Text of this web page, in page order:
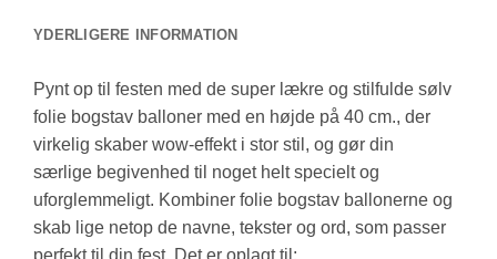
YDERLIGERE INFORMATION
Pynt op til festen med de super lækre og stilfulde sølv
folie bogstav balloner med en højde på 40 cm., der
virkelig skaber wow-effekt i stor stil, og gør din
særlige begivenhed til noget helt specielt og
uforglemmeligt. Kombiner folie bogstav ballonerne og
skab lige netop de navne, tekster og ord, som passer
perfekt til din fest. Det er oplagt til: